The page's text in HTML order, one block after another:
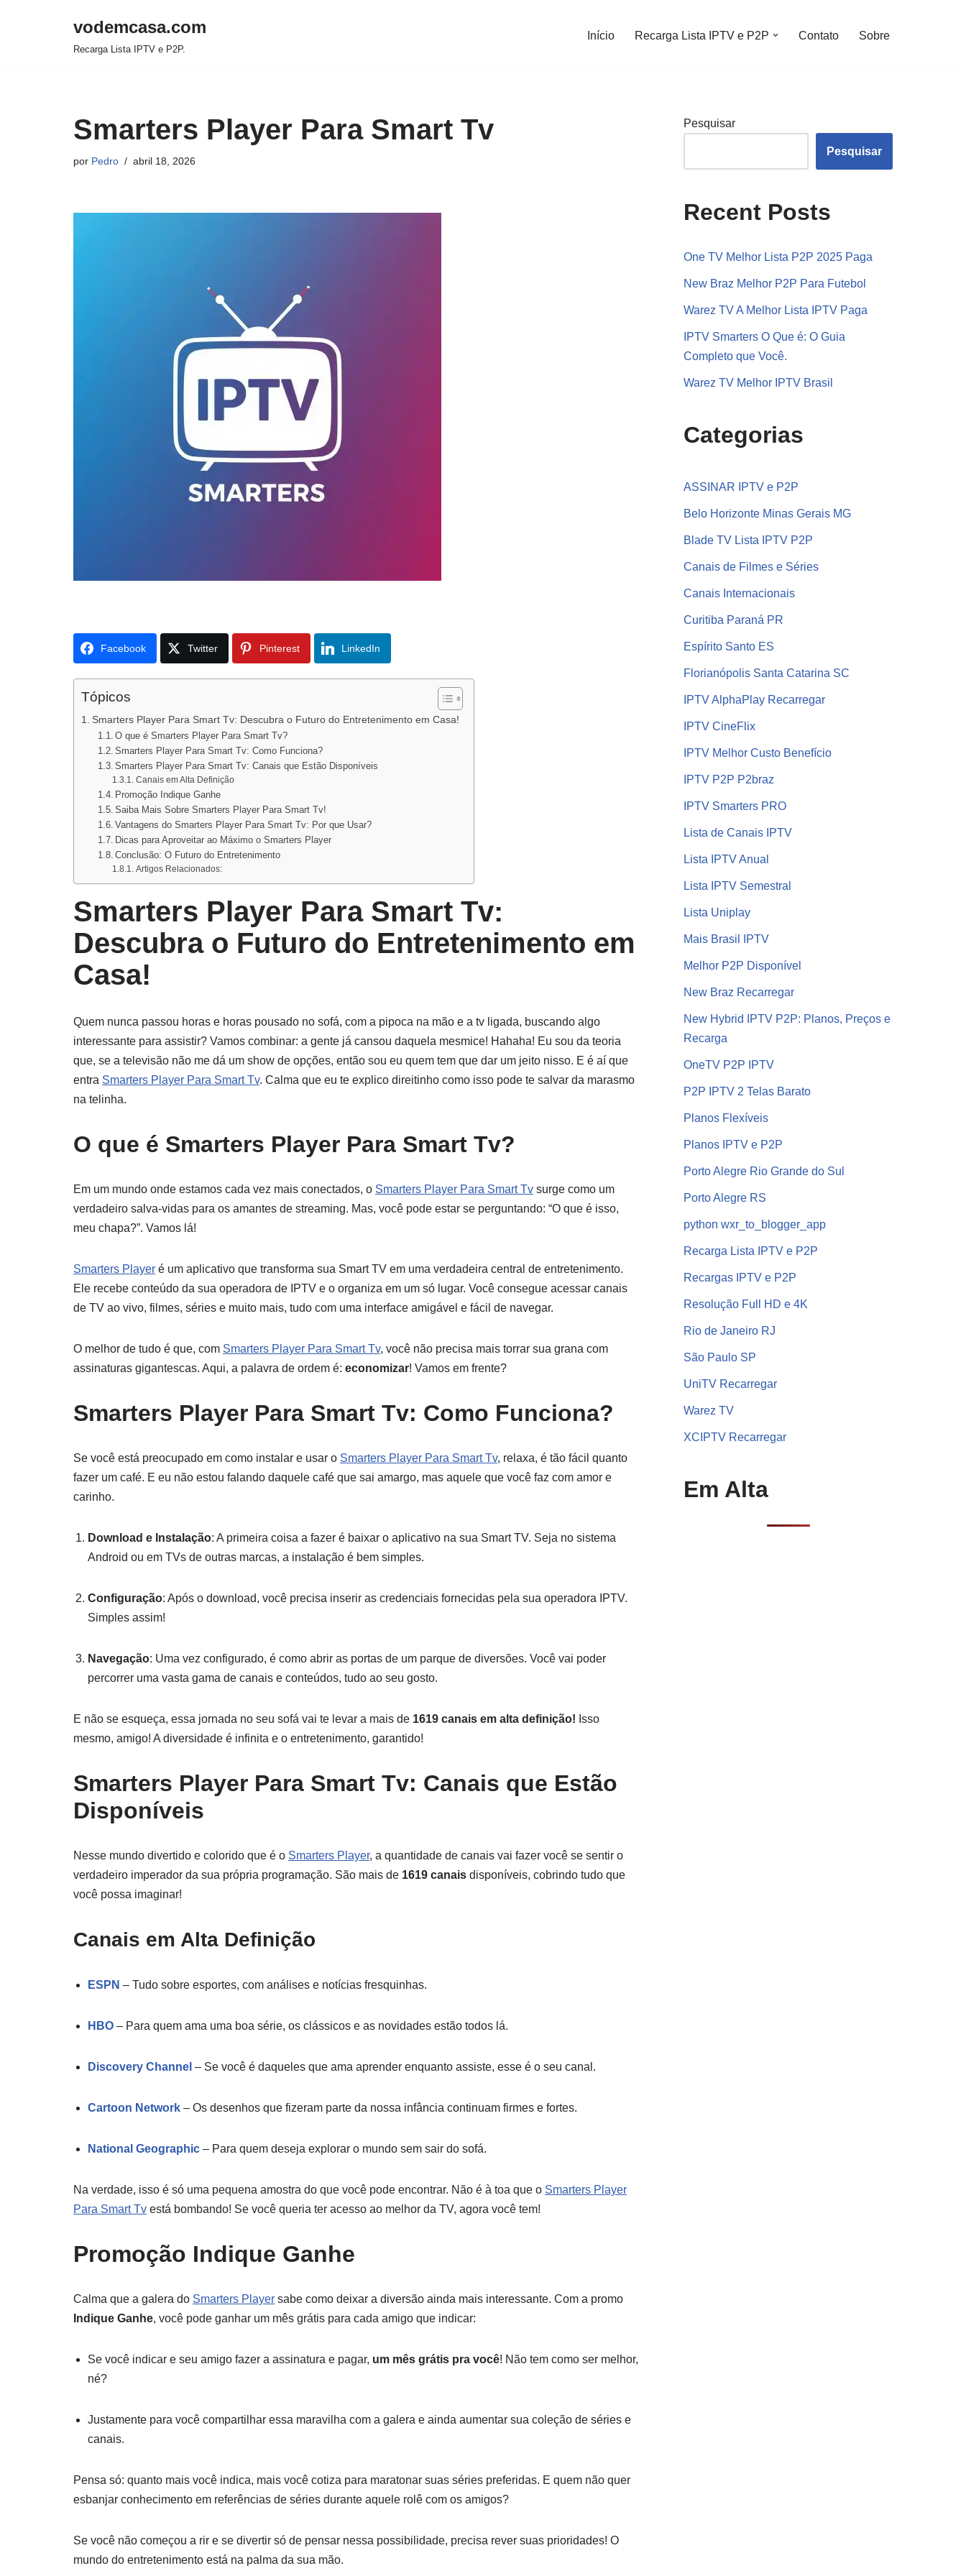
vodemcasa.com
Recarga Lista IPTV e P2P.
Início Recarga Lista IPTV e P2P Contato Sobre
Smarters Player Para Smart Tv
por Pedro abril 18, 2026
Facebook Twitter Pinterest LinkedIn
Tópicos
Smarters Player Para Smart Tv: Descubra o Futuro do Entretenimento em Casa!
O que é Smarters Player Para Smart Tv?
Smarters Player Para Smart Tv: Como Funciona?
Smarters Player Para Smart Tv: Canais que Estão Disponíveis
Canais em Alta Definição
Promoção Indique Ganhe
Saiba Mais Sobre Smarters Player Para Smart Tv!
Vantagens do Smarters Player Para Smart Tv: Por que Usar?
Dicas para Aproveitar ao Máximo o Smarters Player
Conclusão: O Futuro do Entretenimento
Artigos Relacionados:
Smarters Player Para Smart Tv:
Descubra o Futuro do Entretenimento em
Casa!
Quem nunca passou horas e horas pousado no sofá, com a pipoca na mão e a tv ligada, buscando algo
interessante para assistir? Vamos combinar: a gente já cansou daquela mesmice! Hahaha! Eu sou da teoria
que, se a televisão não me dá um show de opções, então sou eu quem tem que dar um jeito nisso. E é aí que
entra Smarters Player Para Smart Tv. Calma que eu te explico direitinho como isso pode te salvar da marasmo
na telinha.
O que é Smarters Player Para Smart Tv?
Em um mundo onde estamos cada vez mais conectados, o Smarters Player Para Smart Tv surge como um
verdadeiro salva-vidas para os amantes de streaming. Mas, você pode estar se perguntando: “O que é isso,
meu chapa?”. Vamos lá!
Smarters Player é um aplicativo que transforma sua Smart TV em uma verdadeira central de entretenimento.
Ele recebe conteúdo da sua operadora de IPTV e o organiza em um só lugar. Você consegue acessar canais
de TV ao vivo, filmes, séries e muito mais, tudo com uma interface amigável e fácil de navegar.
O melhor de tudo é que, com Smarters Player Para Smart Tv, você não precisa mais torrar sua grana com
assinaturas gigantescas. Aqui, a palavra de ordem é: economizar! Vamos em frente?
Smarters Player Para Smart Tv: Como Funciona?
Se você está preocupado em como instalar e usar o Smarters Player Para Smart Tv, relaxa, é tão fácil quanto
fazer um café. E eu não estou falando daquele café que sai amargo, mas aquele que você faz com amor e
carinho.
Download e Instalação: A primeira coisa a fazer é baixar o aplicativo na sua Smart TV. Seja no sistema
Android ou em TVs de outras marcas, a instalação é bem simples.
Configuração: Após o download, você precisa inserir as credenciais fornecidas pela sua operadora IPTV.
Simples assim!
Navegação: Uma vez configurado, é como abrir as portas de um parque de diversões. Você vai poder
percorrer uma vasta gama de canais e conteúdos, tudo ao seu gosto.
E não se esqueça, essa jornada no seu sofá vai te levar a mais de 1619 canais em alta definição! Isso
mesmo, amigo! A diversidade é infinita e o entretenimento, garantido!
Smarters Player Para Smart Tv: Canais que Estão
Disponíveis
Nesse mundo divertido e colorido que é o Smarters Player, a quantidade de canais vai fazer você se sentir o
verdadeiro imperador da sua própria programação. São mais de 1619 canais disponíveis, cobrindo tudo que
você possa imaginar!
Canais em Alta Definição
ESPN – Tudo sobre esportes, com análises e notícias fresquinhas.
HBO – Para quem ama uma boa série, os clássicos e as novidades estão todos lá.
Discovery Channel – Se você é daqueles que ama aprender enquanto assiste, esse é o seu canal.
Cartoon Network – Os desenhos que fizeram parte da nossa infância continuam firmes e fortes.
National Geographic – Para quem deseja explorar o mundo sem sair do sofá.
Na verdade, isso é só uma pequena amostra do que você pode encontrar. Não é à toa que o Smarters Player
Para Smart Tv está bombando! Se você queria ter acesso ao melhor da TV, agora você tem!
Promoção Indique Ganhe
Calma que a galera do Smarters Player sabe como deixar a diversão ainda mais interessante. Com a promo
Indique Ganhe, você pode ganhar um mês grátis para cada amigo que indicar:
Se você indicar e seu amigo fazer a assinatura e pagar, um mês grátis pra você! Não tem como ser melhor,
né?
Justamente para você compartilhar essa maravilha com a galera e ainda aumentar sua coleção de séries e
canais.
Pensa só: quanto mais você indica, mais você cotiza para maratonar suas séries preferidas. E quem não quer
esbanjar conhecimento em referências de séries durante aquele rolê com os amigos?
Se você não começou a rir e se divertir só de pensar nessa possibilidade, precisa rever suas prioridades! O
mundo do entretenimento está na palma da sua mão.
Pesquisar
Pesquisar
Recent Posts
One TV Melhor Lista P2P 2025 Paga
New Braz Melhor P2P Para Futebol
Warez TV A Melhor Lista IPTV Paga
IPTV Smarters O Que é: O Guia
Completo que Você.
Warez TV Melhor IPTV Brasil
Categorias
ASSINAR IPTV e P2P
Belo Horizonte Minas Gerais MG
Blade TV Lista IPTV P2P
Canais de Filmes e Séries
Canais Internacionais
Curitiba Paraná PR
Espírito Santo ES
Florianópolis Santa Catarina SC
IPTV AlphaPlay Recarregar
IPTV CineFlix
IPTV Melhor Custo Benefício
IPTV P2P P2braz
IPTV Smarters PRO
Lista de Canais IPTV
Lista IPTV Anual
Lista IPTV Semestral
Lista Uniplay
Mais Brasil IPTV
Melhor P2P Disponível
New Braz Recarregar
New Hybrid IPTV P2P: Planos, Preços e
Recarga
OneTV P2P IPTV
P2P IPTV 2 Telas Barato
Planos Flexíveis
Planos IPTV e P2P
Porto Alegre Rio Grande do Sul
Porto Alegre RS
python wxr_to_blogger_app
Recarga Lista IPTV e P2P
Recargas IPTV e P2P
Resolução Full HD e 4K
Rio de Janeiro RJ
São Paulo SP
UniTV Recarregar
Warez TV
XCIPTV Recarregar
Em Alta